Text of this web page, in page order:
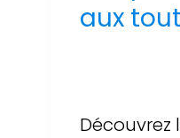
aux
Découvrez